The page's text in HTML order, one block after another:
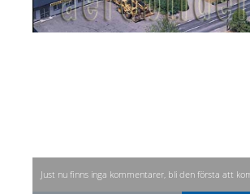
Just nu finns inga kommentarer, bli den första att